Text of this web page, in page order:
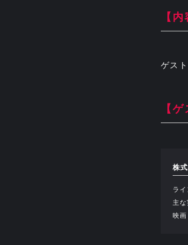
【内
ゲス
【ゲ
株
ラ
主な
映